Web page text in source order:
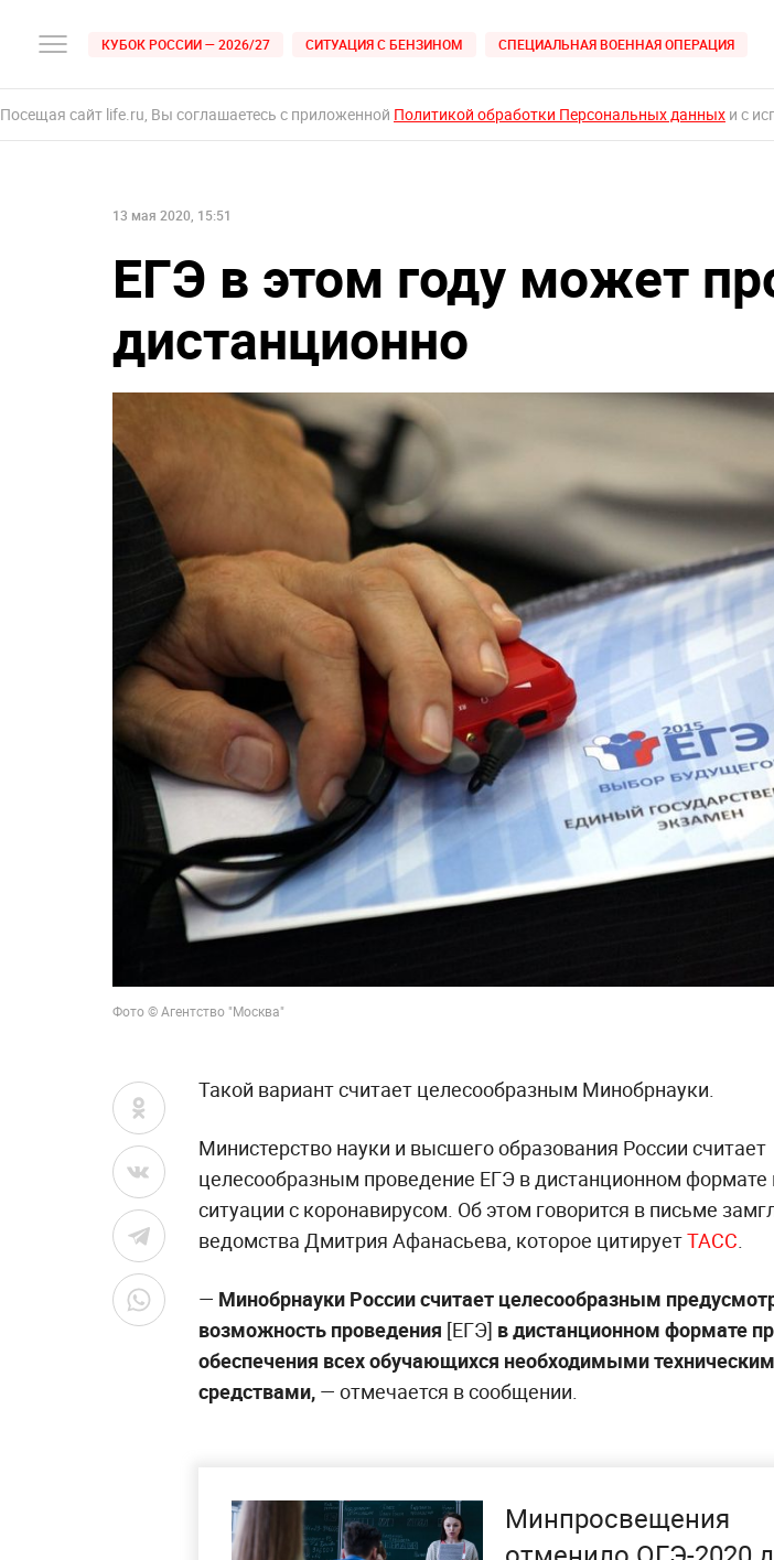
КУБОК РОССИИ — 2026/27 СИТУАЦИЯ С БЕНЗИНОМ СПЕЦИАЛЬНАЯ ВОЕННАЯ ОПЕРАЦИЯ
Посещая сайт life.ru, Вы соглашаетесь с приложенной Политикой обработки Персональных данных и с
13 мая 2020, 15:51
ЕГЭ в этом году может
дистанционно
Фото © Агентство "Москва"
Такой вариант считает целесообразным Минобрнауки.
Министерство науки и высшего образования России считает
целесообразным проведение ЕГЭ в дистанционном формате
ситуации с коронавирусом. Об этом говорится в письме
ведомства Дмитрия Афанасьева, которое цитируетТАСС.
— Минобрнауки России считает целесообразным
возможность проведения [ЕГЭ] в дистанционном формате
обеспечения всех обучающихся необходимыми
средствами, — отмечается в сообщении.
Минпросвещения